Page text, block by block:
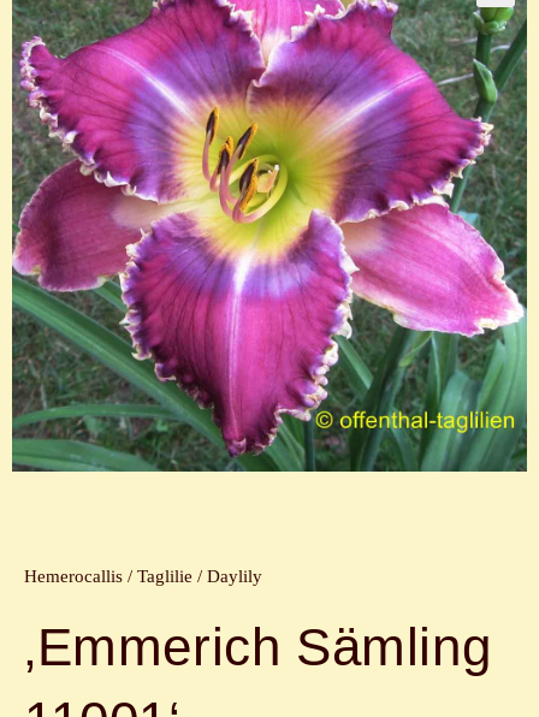
🔍
Hemerocallis / Taglilie / Daylily
‚Emmerich Sämling